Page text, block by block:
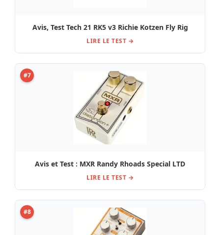
Avis, Test Tech 21 RK5 v3 Richie Kotzen Fly Rig
LIRE LE TEST →
#7
Avis et Test : MXR Randy Rhoads Special LTD
LIRE LE TEST →
#8